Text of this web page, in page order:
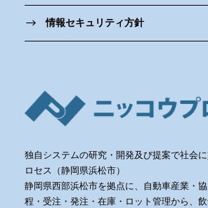
情報セキュリティ方針
独自システムの研究・開発及び提案で社会
ロセス（静岡県浜松市）
静岡県西部浜松市を拠点に、自動車産業・
程・受注・発注・在庫・ロット管理から、